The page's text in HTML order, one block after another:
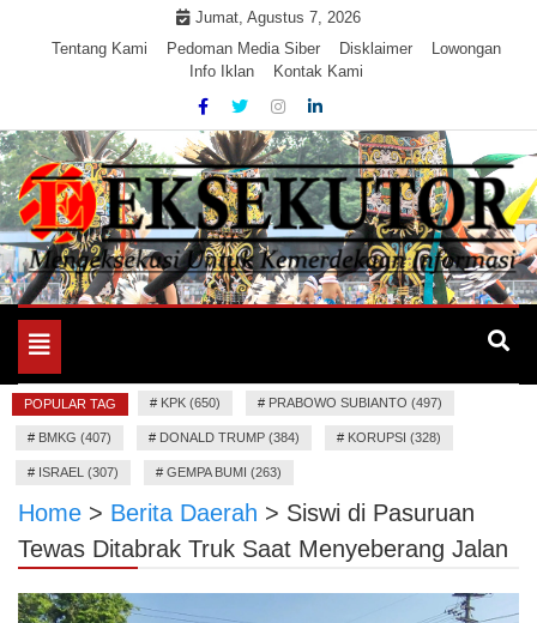
Jumat, Agustus 7, 2026
Tentang Kami
Pedoman Media Siber Disklaimer
Lowongan
Info Iklan
Kontak Kami
EKSEKUTOR
Mengeksekusi Berita Untuk Kemerdekaan dan Keadilan
Toggle
navigation
POPULAR TAG # KPK (650) # PRABOWO SUBIANTO (497)
# BMKG (407) # DONALD TRUMP (384) # KORUPSI (328)
# ISRAEL (307) # GEMPA BUMI (263)
Home > Berita Daerah > Siswi di Pasuruan
Tewas Ditabrak Truk Saat Menyeberang Jalan